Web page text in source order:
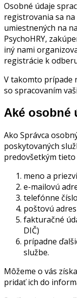
Osobné údaje
registrovania sa
umiestnených na
PsychoHRY,
iný nami
registrácie k
V takomto prípade
so spracovaním
Aké osobné
Ako Správca
poskytovaných
predovšetkým
meno a
e-mailovú
telefónne číslo
poštovú
fakturačné
DIČ)
prípadne
službe.
Môžeme o vás
pridať ich do